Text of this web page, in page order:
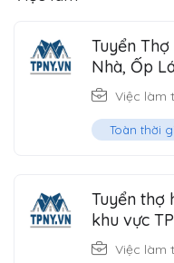
Tuyển Thợ
Nhà, Ốp
Việc làm
Toàn thời
Tuyển thợ
khu vực
Việc làm